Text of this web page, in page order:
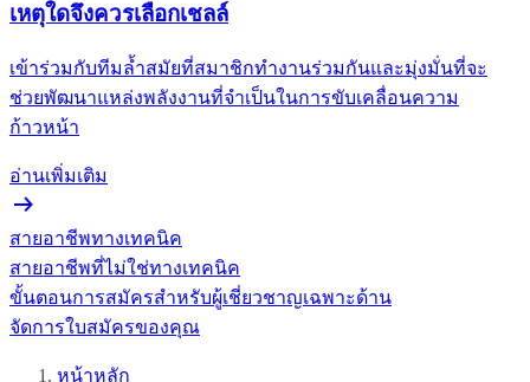
เหตุใดจึงควรเลือกเชลล์
เข้าร่วมกับทีมล้ำสมัยที่สมาชิกทำงานร่วมกันและมุ่งมั่นที่จะ
ช่วยพัฒนาแหล่งพลังงานที่จำเป็นในการขับเคลื่อนความ
ก้าวหน้า
อ่านเพิ่มเติม
สายอาชีพทางเทคนิค
สายอาชีพที่ไม่ใช่ทางเทคนิค
ขั้นตอนการสมัครสำหรับผู้เชี่ยวชาญเฉพาะด้าน
จัดการใบสมัครของคุณ
หน้าหลัก